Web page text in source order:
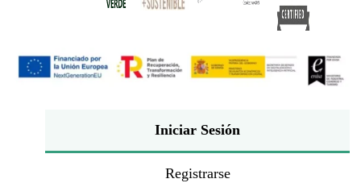
Iniciar Sesión
Registrarse